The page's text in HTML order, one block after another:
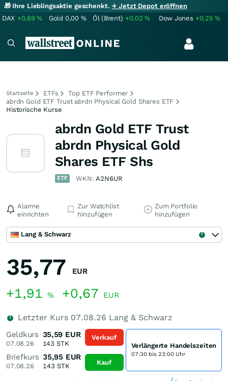
🎁 Ihre Lieblingsaktie geschenkt.→ Jetzt Depot eröffnen
DAX +0,69% Gold 0,00 % Öl (Brent) +0,02% Dow Jones +0,25%
Startseite ETFs
Top ETF Performer
abrdn Gold ETF Trust abrdn Physical Gold Shares ETF
Historische Kurse
abrdn Gold ETF Trust
abrdn Physical Gold
Shares ETF Shs
ETF WKN:A2N6UR
Alarme
einrichten
Zur Watchlist
hinzufügen
Zum Portfolio
hinzufügen
Lang & Schwarz
35,77 EUR
+1,91 % +0,67 EUR
Letzter Kurs 07.08.26 Lang & Schwarz
Geldkurs
07.08.26
35,59 EUR
143 STK
Briefkurs
07.08.26
35,95 EUR
143 STK
Verkauf
Kauf
Verlängerte Handelszeiten
07:30 bis 23:00 Uhr